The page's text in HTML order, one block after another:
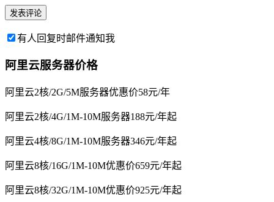
有人回复时邮件通知我
阿里云服务器价格
阿里云2核/2G/5M服务器优惠价58元/年
阿里云2核/4G/1M-10M服务器188元/年起
阿里云4核/8G/1M-10M服务器346元/年起
阿里云8核/16G/1M-10M优惠价659元/年起
阿里云8核/32G/1M-10M优惠价925元/年起